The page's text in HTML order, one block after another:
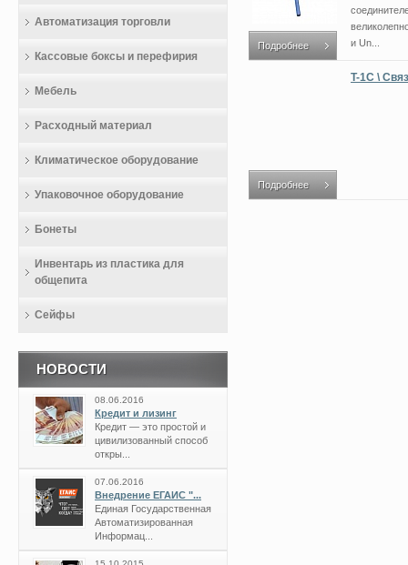
Подробнее
и Un...
Подробнее
T-1C \
Автоматизация торговли
Кассовые боксы и перефирия
Мебель
Расходный материал
Климатическое оборудование
Упаковочное оборудование
Бонеты
Инвентарь из пластика для
общепита
Сейфы
НОВОСТИ
08.06.2016
Кредит и лизинг
Кредит — это простой и
цивилизованный способ
откры...
07.06.2016
Внедрение ЕГАИС "...
Единая Государственная
Автоматизированная
Информац...